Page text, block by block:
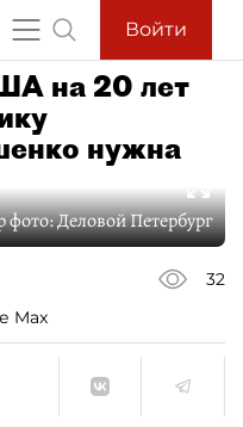
Войти
на 20 лет
нужна
фото:Деловой Петербург
32
Max